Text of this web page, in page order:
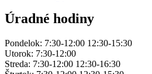
Úradné hodiny
Pondelok: 7:30-12:00 12:30-15:30
Utorok: 7:30-12:00
Streda: 7:30-12:00 12:30-16:30